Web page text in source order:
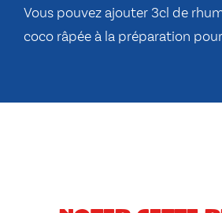
Vous pouvez ajouter 3cl de
coco râpée à la préparation